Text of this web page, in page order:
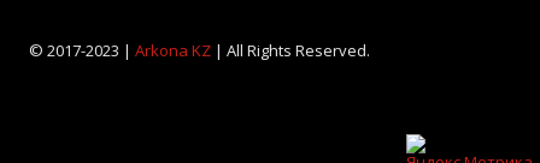
© 2017-2023 | Arkona KZ| All Rights Reserved.